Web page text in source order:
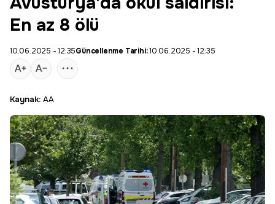
En az 8 ölü
10.06.2025 - 12:35Güncellenme Tarihi:10.06.2025 - 12:35
Kaynak: AA